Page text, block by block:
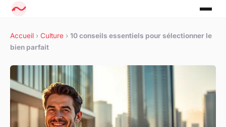
Accueil › Culture › 10 conseils essentiels pour sélectionner le
bien parfait